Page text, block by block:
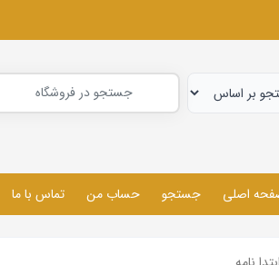
اصلی جستجو حساب من تماس با ما